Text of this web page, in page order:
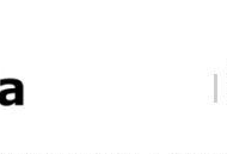
bici